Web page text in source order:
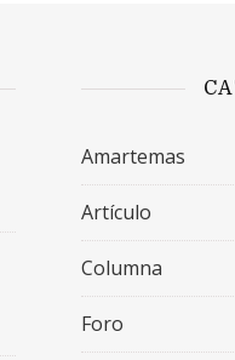
Amartemas
Artículo
Columna
Foro